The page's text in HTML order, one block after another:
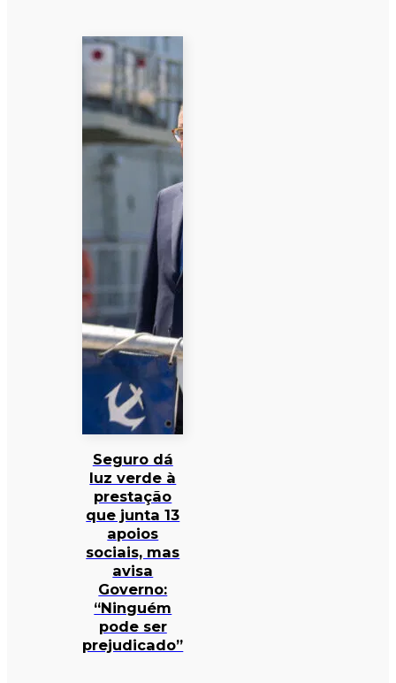
Seguro dá
luz verde à
prestação
que junta 13
apoios
sociais, mas
avisa
Governo:
“Ninguém
pode ser
prejudicado”